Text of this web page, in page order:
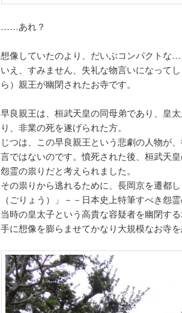
……あれ？
想像していたのより、だいぶコンパクトな…
いえ、すみません、失礼な物言いになって
ら）親王が幽閉されたお寺です。
早良親王は、桓武天皇の同母弟であり、皇
り、非業の死を遂げられた方。
じつは、この早良親王という悲劇の人物が
言ではないのです。憤死された後、桓武天
怨霊の祟りだと考えられました。
その祟りから逃れるために、長岡京を遷都
（ごりょう）」－－日本史上特筆すべき怨
当時の皇太子という高貴な容疑者を幽閉す
手に想像を膨らませてかなり大規模なお寺